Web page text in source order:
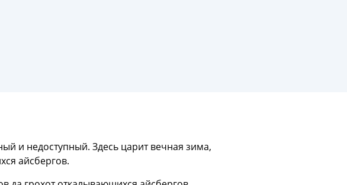
и недоступный. Здесь царит вечная зима,
айсбергов.